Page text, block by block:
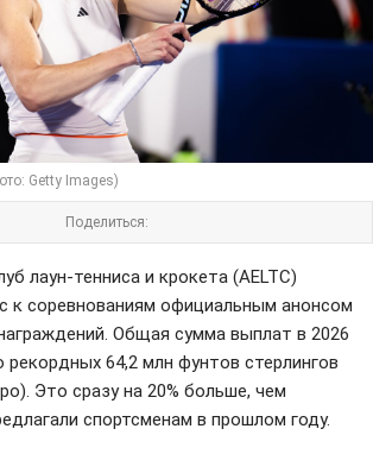
Getty Images)
Поделиться:
лаун-тенниса и крокета (AELTC)
к соревнованиям официальным анонсом
Общая сумма выплат в 2026
рекордных 64,2 млн фунтов стерлингов
Это сразу на 20% больше, чем
спортсменам в прошлом году.